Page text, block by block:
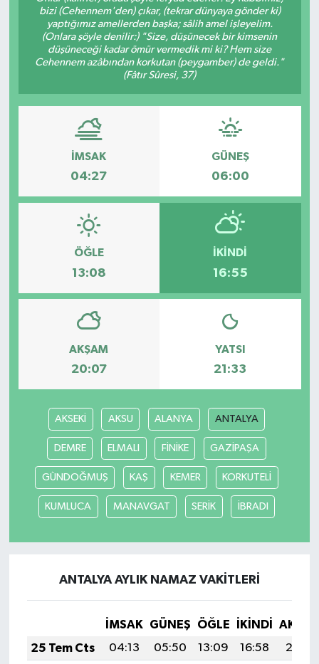
bizi (Cehennem'den) çıkar, (tekrar dünyaya gönder ki)
yaptığımız amellerden başka; sâlih amel işleyelim.
(Onlara şöyle denilir:) "Size, düşünecek bir kimsenin
düşüneceği kadar ömür vermedik mi ki? Hem size
Cehennem azâbından korkutan (peygamber) de geldi."
(Fâtır Sûresi, 37)
İMSAK
04:27
GÜNEŞ
06:00
ÖĞLE
13:08
İKINDI
16:55
AKŞAM
20:07
YATSI
21:33
AKSEKİ AKSU ALANYA ANTALYA
DEMRE ELMALI FİNİKE GAZİPAŞA
GÜNDOĞMUŞ KAŞ KEMER KORKUTELİ
KUMLUCA MANAVGAT SERİK İBRADI
ANTALYA AYLIK NAMAZ VAKITLERI
İMSAK GÜNEŞ ÖĞLE İKINDI
25 Tem Cts
04:13 05:50 13:09 16:58
20:18
Türkiye
Yaşam